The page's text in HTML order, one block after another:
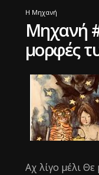
Η Μηχανή
Μηχανή
μορφές
Αχ λίγο μέλι Θε